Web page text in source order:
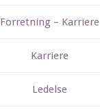
Forretning – Karriere
Karriere
Ledelse